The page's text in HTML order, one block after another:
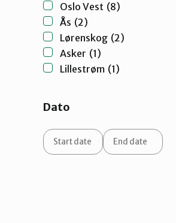
Oslo Vest (8)
Ås (2)
Lørenskog (2)
Asker (1)
Lillestrøm (1)
Dato